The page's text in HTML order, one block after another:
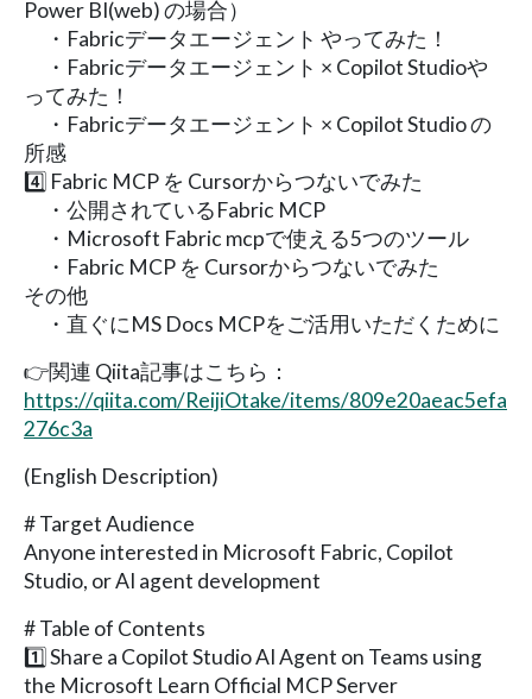
Power BI(web) の場合）
・Fabricデータエージェント やってみた！
・Fabricデータエージェント × Copilot Studioや
ってみた！
・Fabricデータエージェント × Copilot Studio の
所感
4️⃣ Fabric MCP を Cursorからつないでみた
・公開されているFabric MCP
・Microsoft Fabric mcpで使える5つのツール
・Fabric MCP を Cursorからつないでみた
その他
・直ぐにMS Docs MCPをご活用いただくために
👉関連 Qiita記事はこちら：
https://qiita.com/ReijiOtake/items/809e20aeac5efa
276c3a
(English Description)
# Target Audience
Anyone interested in Microsoft Fabric, Copilot
Studio, or AI agent development
# Table of Contents
1️⃣ Share a Copilot Studio AI Agent on Teams using
the Microsoft Learn Official MCP Server